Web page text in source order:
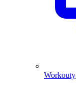
Workouty